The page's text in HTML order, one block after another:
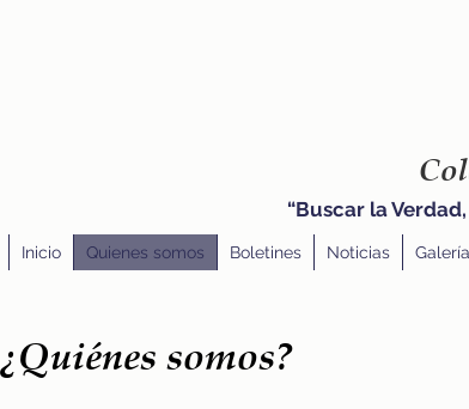
“Buscar la
Inicio Quienes somos Boletines Noticias Galería
¿Quiénes somos?